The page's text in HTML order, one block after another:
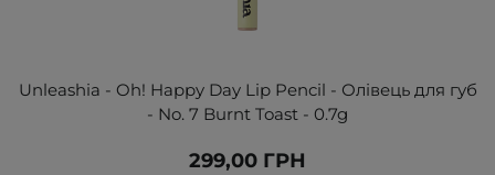
Unleashia - Oh! Happy Day Lip Pencil - Олівець для губ
- No. 7 Burnt Toast - 0.7g
299,00 ГРН